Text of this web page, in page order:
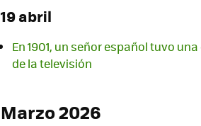
19 abril
En 1901, un señor español tuvo
de la televisión
Marzo 2026